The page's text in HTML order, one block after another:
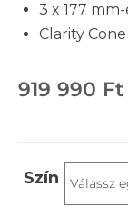
3 x 177
Clarity
919 990 Ft
Szín